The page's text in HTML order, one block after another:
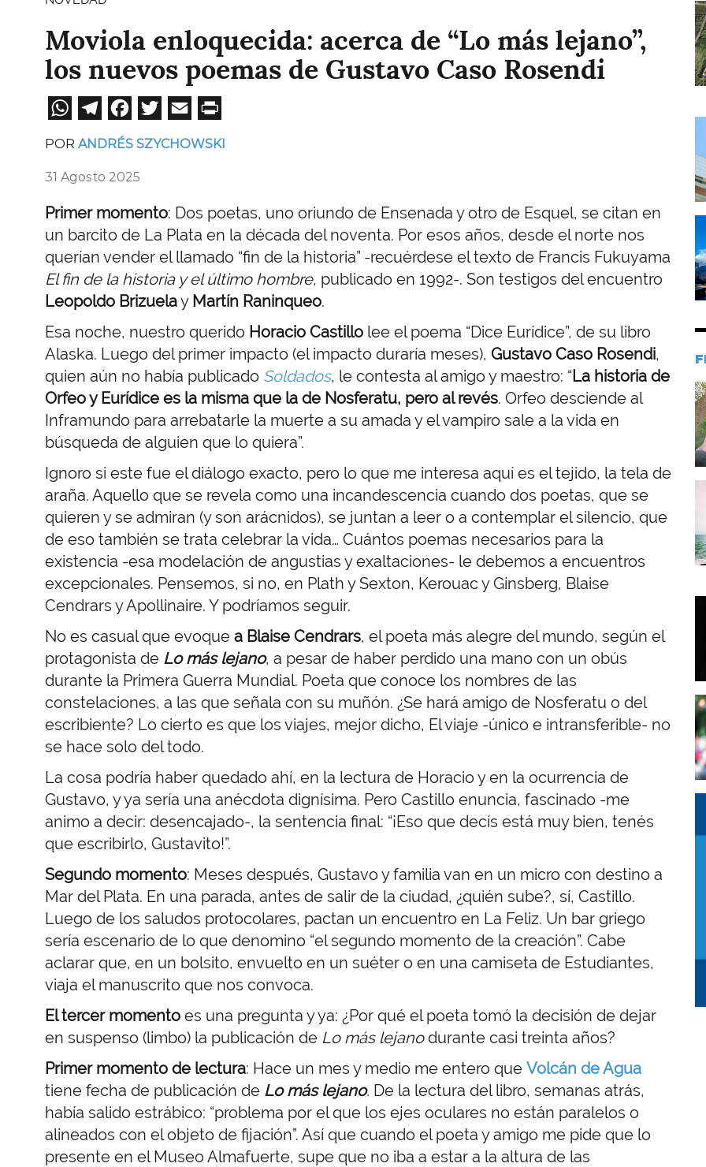
Moviola enloquecida: acerca de “Lo más lejano”,
los nuevos poemas de Gustavo Caso Rosendi
WhatsApp
Telegram
Facebook
Twitter
Email
POR ANDRÉS SZYCHOWSKI
31 Agosto 2025
Primer momento: Dos poetas, uno oriundo de Ensenada y otro de Esquel, se citan en
un barcito de La Plata en la década del noventa. Por esos años, desde el norte nos
querían vender el llamado “fin de la historia” -recuérdese el texto de Francis Fukuyama
El fin de la historia y el último hombre, publicado en 1992-. Son testigos del encuentro
Leopoldo Brizuelay Martín Raninqueo.
Esa noche, nuestro querido Horacio Castillo lee el poema “Dice Eurídice”, de su libro
Alaska. Luego del primer impacto (el impacto duraría meses), Gustavo Caso Rosendi,
quien aún no había publicado Soldados, le contesta al amigo y maestro: “La historia de
Orfeo y Eurídice es la misma que la de Nosferatu, pero al revés. Orfeo desciende al
Inframundo para arrebatarle la muerte a su amada y el vampiro sale a la vida en
búsqueda de alguien que lo quiera”.
Ignoro si este fue el diálogo exacto, pero lo que me interesa aquí es el tejido, la tela de
araña. Aquello que se revela como una incandescencia cuando dos poetas, que se
quieren y se admiran (y son arácnidos), se juntan a leer o a contemplar el silencio, que
de eso también se trata celebrar la vida… Cuántos poemas necesarios para la
existencia -esa modelación de angustias y exaltaciones- le debemos a encuentros
excepcionales. Pensemos, si no, en Plath y Sexton, Kerouac y Ginsberg, Blaise
Cendrars y Apollinaire. Y podríamos seguir.
No es casual que evoque a Blaise Cendrars, el poeta más alegre del mundo, según el
protagonista de Lo más lejano, a pesar de haber perdido una mano con un obús
durante la Primera Guerra Mundial. Poeta que conoce los nombres de las
constelaciones, a las que señala con su muñón. ¿Se hará amigo de Nosferatu o del
escribiente? Lo cierto es que los viajes, mejor dicho, El viaje -único e intransferible- no
se hace solo del todo.
La cosa podría haber quedado ahí, en la lectura de Horacio y en la ocurrencia de
Gustavo, y ya sería una anécdota dignísima. Pero Castillo enuncia, fascinado -me
animo a decir: desencajado-, la sentencia final: “¡Eso que decís está muy bien, tenés
que escribirlo, Gustavito!”.
Segundo momento: Meses después, Gustavo y familia van en un micro con destino a
Mar del Plata. En una parada, antes de salir de la ciudad, ¿quién sube?, sí, Castillo.
Luego de los saludos protocolares, pactan un encuentro en La Feliz. Un bar griego
sería escenario de lo que denomino “el segundo momento de la creación”. Cabe
aclarar que, en un bolsito, envuelto en un suéter o en una camiseta de Estudiantes,
viaja el manuscrito que nos convoca.
El tercer momento es una pregunta y ya: ¿Por qué el poeta tomó la decisión de dejar
en suspenso (limbo) la publicación de Lo más lejanodurante casi treinta años?
Primer momento de lectura: Hace un mes y medio me entero que Volcán de Agua
tiene fecha de publicación de Lo más lejano. De la lectura del libro, semanas atrás,
había salido estrábico: “problema por el que los ejes oculares no están paralelos o
alineados con el objeto de fijación”. Así que cuando el poeta y amigo me pide que lo
presente en el Museo Almafuerte, supe que no iba a estar a la altura de las